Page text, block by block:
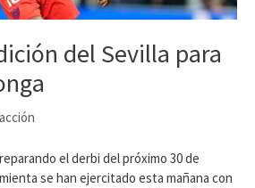
del Sevilla para
el derbi del próximo 30 de
se han ejercitado esta mañana con